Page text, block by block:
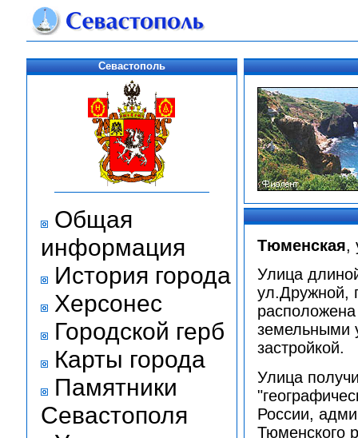
Севастополь
Общая
информация
История города
Херсонес
Городской герб
Карты города
Памятники
Севастополя
Тюменская,
Улица
ул.Дружной,
земельными
застройкой.
Улица
России,
Тюменского